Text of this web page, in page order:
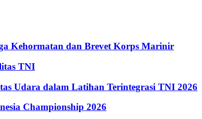
Kehormatan dan Brevet Korps Marinir
TNI
Udara dalam Latihan Terintegrasi TNI 2026
Championship 2026